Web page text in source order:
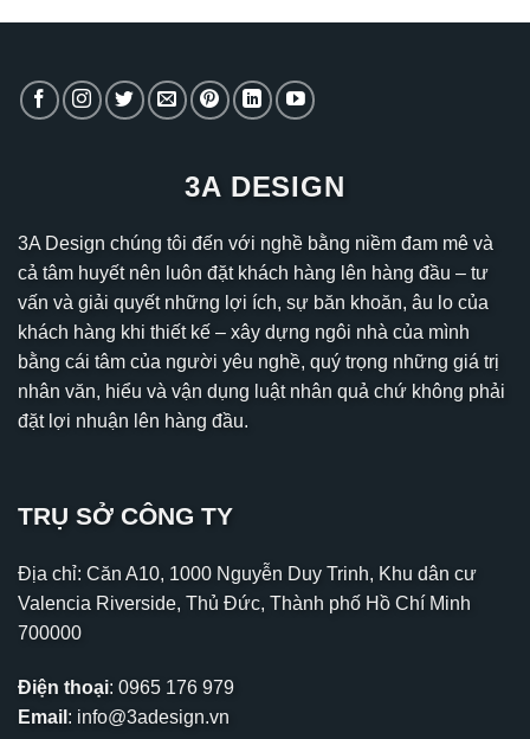
3A DESIGN
3A Design chúng tôi đến với nghề bằng niềm đam mê và
cả tâm huyết nên luôn đặt khách hàng lên hàng đầu – tư
vấn và giải quyết những lợi ích, sự băn khoăn, âu lo của
khách hàng khi thiết kế – xây dựng ngôi nhà của mình
bằng cái tâm của người yêu nghề, quý trọng những giá trị
nhân văn, hiểu và vận dụng luật nhân quả chứ không phải
đặt lợi nhuận lên hàng đầu.
TRỤ SỞ CÔNG TY
Địa chỉ: Căn A10, 1000 Nguyễn Duy Trinh, Khu dân cư
Valencia Riverside, Thủ Đức, Thành phố Hồ Chí Minh
700000
Điện thoại: 0965 176 979
Email : info@3adesign.vn